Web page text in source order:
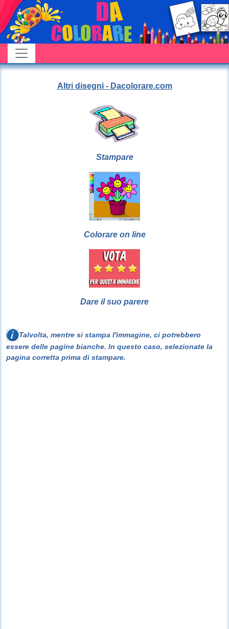
Altri disegni - Dacolorare.com
Stampare
Colorare on line
Dare il suo parere
Talvolta, mentre si stampa l'immagine, ci potrebbero
essere delle pagine bianche. In questo caso, selezionate la
pagina corretta prima di stampare.